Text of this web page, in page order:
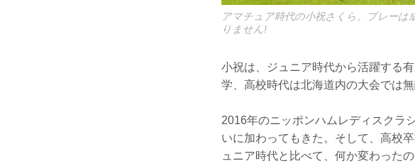
アマチュア時代の小祝さくら。プレー
りません!
小祝は、ジュニア時代から活躍する
学、高校時代は北海道内の大会では無
2016年のニッポンハムレディスクラ
いに加わってもきた。そして、高校
ュニア時代と比べて、何か変わったの